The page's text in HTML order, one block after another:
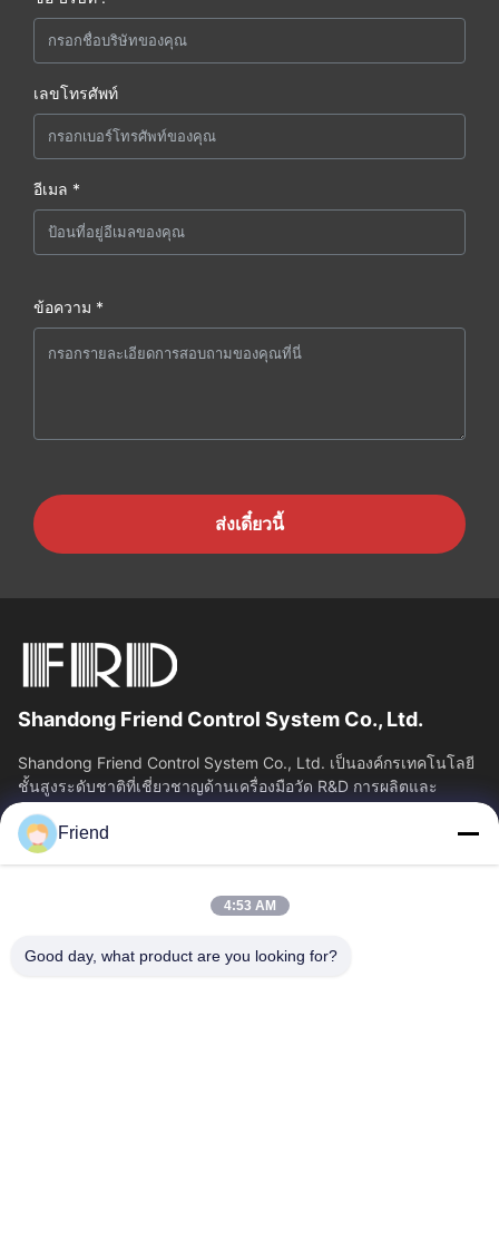
เลขโทรศัพท์
อีเมล *
ข้อความ *
ส่งเดี๋ยวนี้
Shandong Friend Control System Co., Ltd.
Shandong Friend Control System Co., Ltd. เป็นองค์กรเทคโนโลยี
ชั้นสูงระดับชาติที่เชี่ยวชาญด้านเครื่องมือวัด R&D การผลิตและ
บริการควบคุมอุตสาหกรรม...
ลิงค์เร็ว
เกี่ยวกับเรา
ทัวร์โรงงาน
ควบคุมคุณภาพ
Friend
4:53 AM
Good day, what product are you looking for?